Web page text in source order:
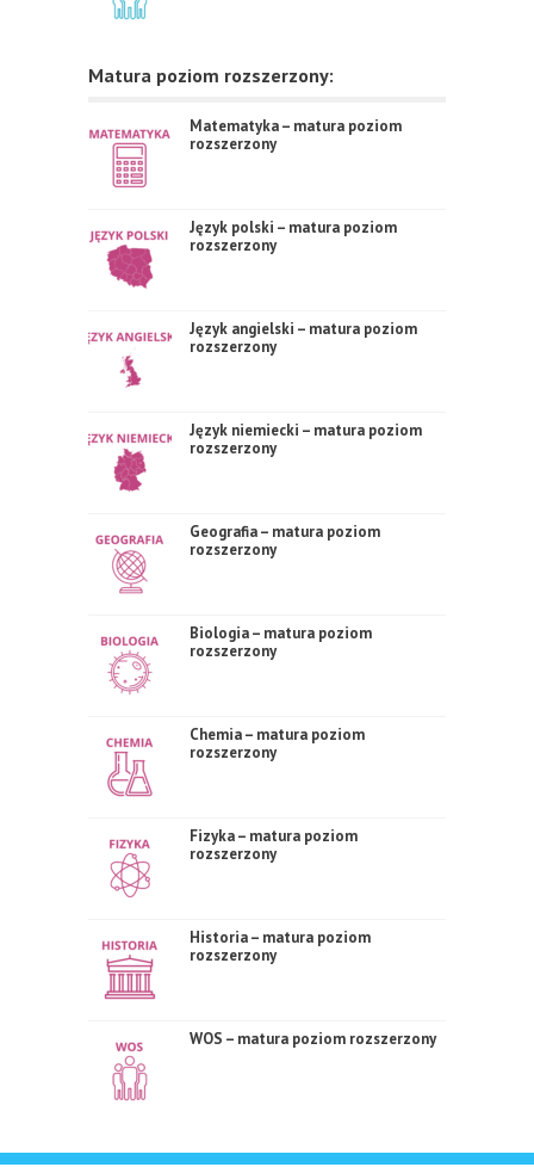
Matura poziom rozszerzony:
Matematyka – matura poziom
rozszerzony
Język polski – matura poziom
rozszerzony
Język angielski – matura poziom
rozszerzony
Język niemiecki – matura poziom
rozszerzony
Geografia – matura poziom
rozszerzony
Biologia – matura poziom
rozszerzony
Chemia – matura poziom
rozszerzony
Fizyka – matura poziom
rozszerzony
Historia – matura poziom
rozszerzony
WOS – matura poziom rozszerzony